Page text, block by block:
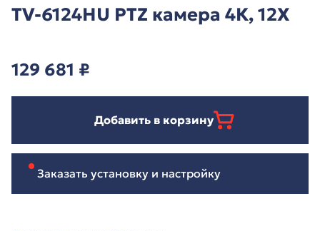
TV-6124HU PTZ камера 4К, 12X
129 681 ₽
Добавить в корзину
Заказать установку и настройку